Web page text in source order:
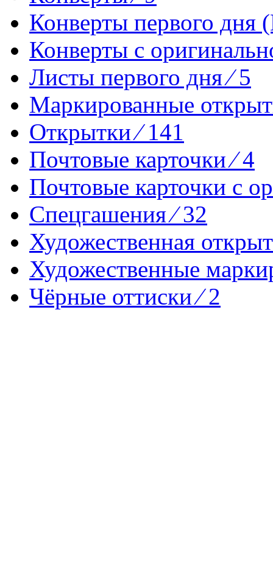
Конверты первого дня
Конверты с
Листы первого дня ⁄ 5
Маркированные
Открытки ⁄ 141
Почтовые карточки ⁄ 4
Почтовые карточки с
Спецгашения ⁄ 32
Художественная
Художественные
Чёрные оттиски ⁄ 2